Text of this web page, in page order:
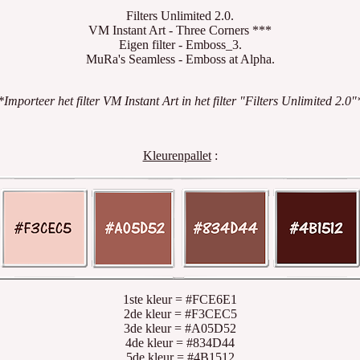
Filters Unlimited 2.0.
VM Instant Art - Three Corners ***
Eigen filter - Emboss_3.
MuRa's Seamless - Emboss at Alpha.
het filter VM Instant Art in het filter "Filters Unlimited
Kleurenpallet:
1ste kleur = #FCE6E1
2de kleur = #F3CEC5
3de kleur = #A05D52
4de kleur = #834D44
5de kleur = #4B1512